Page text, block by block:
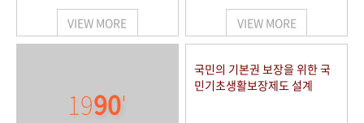
VIEW MORE VIEW MORE
1990'
국민의 기본권 보장을 위한 국
민기초생활보장제도 설계